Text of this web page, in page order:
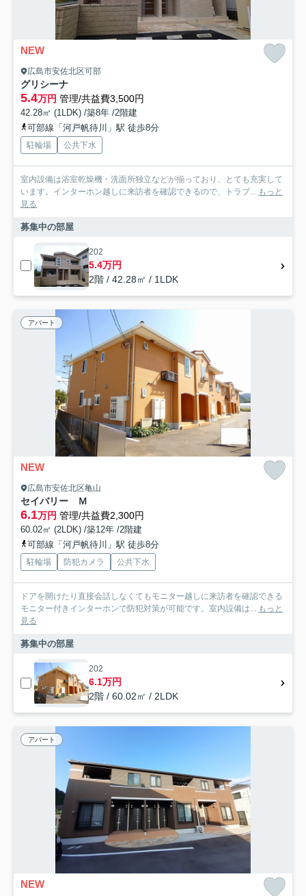
NEW
広島市安佐北区可部
グリシーナ
5.4万円 管理/共益費3,500円
42.28㎡ (1LDK) /築8年 /2階建
可部線「河戸帆待川」駅 徒歩8分
駐輪場 公共下水
室内設備は浴室乾燥機・洗面所独立などが揃っており、とても充実して
います。インターホン越しに来訪者を確認できるので、トラブ... もっと
見る
募集中の部屋
202
5.4万円
2階 / 42.28㎡ / 1LDK
アパート
NEW
広島市安佐北区亀山
セイバリー Ｍ
6.1万円 管理/共益費2,300円
60.02㎡ (2LDK) /築12年 /2階建
可部線「河戸帆待川」駅 徒歩8分
駐輪場 防犯カメラ 公共下水
ドアを開けたり直接会話しなくてもモニター越しに来訪者を確認できる
モニター付きインターホンで防犯対策が可能です。室内設備は... もっと
見る
募集中の部屋
202
6.1万円
2階 / 60.02㎡ / 2LDK
アパート
NEW